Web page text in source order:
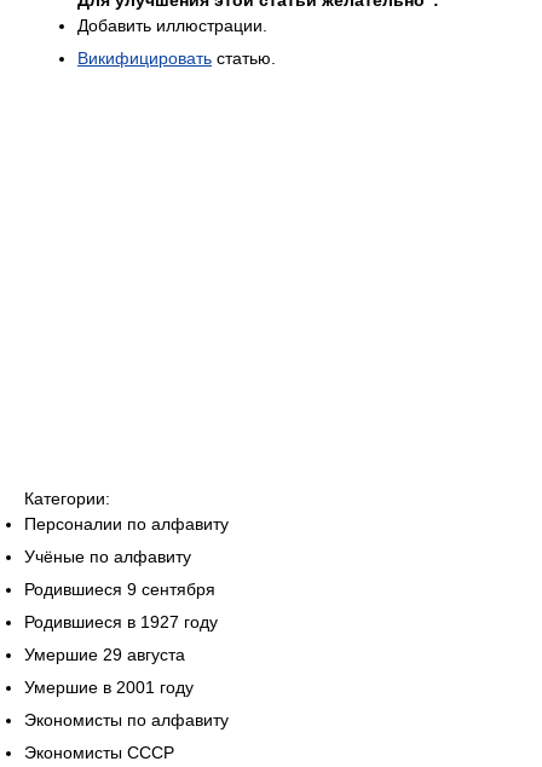
Добавить иллюстрации.
Викифицировать статью.
Категории:
Персоналии по алфавиту
Учёные по алфавиту
Родившиеся 9 сентября
Родившиеся в 1927 году
Умершие 29 августа
Умершие в 2001 году
Экономисты по алфавиту
Экономисты СССР